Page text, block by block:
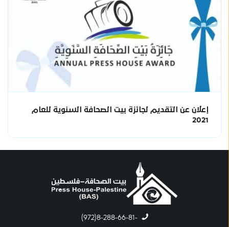
إعلان عن التقديم لجائزة بيت الصحافة السنوية للعام
2021
-8-288-66-81(972)